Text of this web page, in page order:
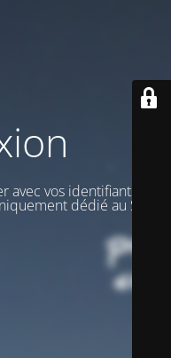
vos identifiants pour
dédié au STAFF